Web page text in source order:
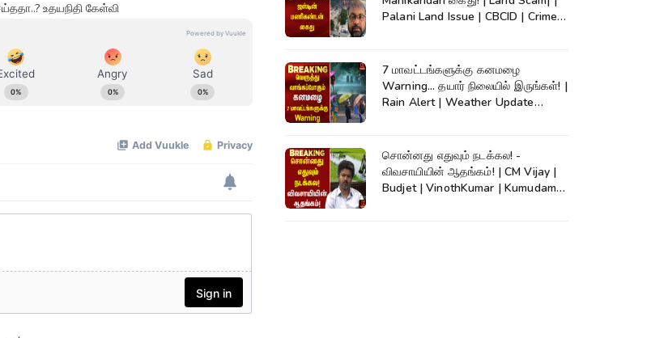
உதயநிதி கேள்வி
Palani Land Issue | CBCID | Crime
7 மாவட்டங்களுக்கு கனமழை
Warning... தயார் நிலையில் இருங்கள்! |
Rain Alert | Weather Update
சொன்னது எதுவும் நடக்கல! -
விவசாயியின் ஆதங்கம்! | CM Vijay |
Budjet | VinothKumar | Kumudam